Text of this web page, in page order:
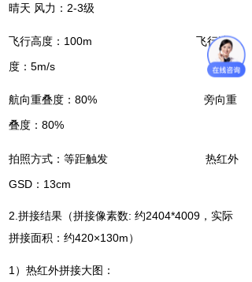
晴天 风力 ： 2-3级
飞行高度：100m 飞行速
度：5m/s
航向重叠度：80%
旁向重
叠度：80%
拍照方式：等距触发
热红外
GSD：13cm
2. 拼接结果 （拼接像素数: 约2404*4009 ， 实际
拼接面积：约420×130m）
1 ）热红外拼接大图：